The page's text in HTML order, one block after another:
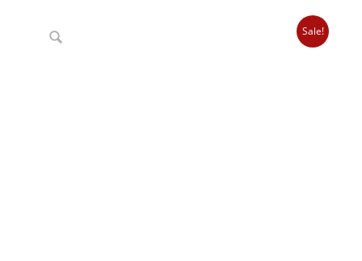
Sale!